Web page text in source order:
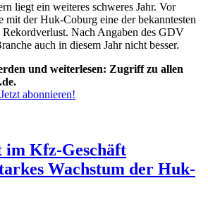
liegt ein weiteres schweres Jahr. Vor
mit der Huk-Coburg eine der bekanntesten
Nach Angaben des GDV
auch in diesem Jahr nicht besser.
und weiterlesen: Zugriff zu allen
Jetzt abonnieren!
im Kfz-Geschäft
Wachstum der Huk-